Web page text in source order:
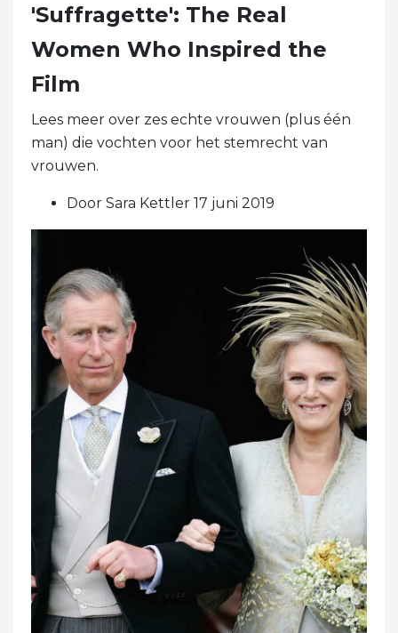
'Suffragette': The Real
Women Who Inspired the
Film
Lees meer over zes echte vrouwen (plus één
man) die vochten voor het stemrecht van
vrouwen.
Door Sara Kettler 17 juni 2019